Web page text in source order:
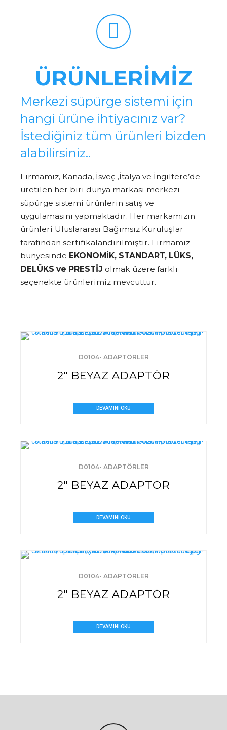
ÜRÜNLERİMİZ
Merkezi süpürge sistemi için
hangi ürüne ihtiyacınız var?
İstediğiniz tüm ürünleri bizden
alabilirsiniz..
Firmamız, Kanada, İsveç ,İtalya ve İngiltere’de
üretilen her biri dünya markası merkezi
süpürge sistemi ürünlerin satış ve
uygulamasını yapmaktadır. Her markamızın
ürünleri Uluslararası Bağımsız Kuruluşlar
tarafından sertifikalandırılmıştır. Firmamız
bünyesinde EKONOMİK, STANDART, LÜKS,
DELÜKS ve PRESTİJ olmak üzere farklı
seçenekte ürünlerimiz mevcuttur.
D0104- ADAPTÖRLER
2″ BEYAZ ADAPTÖR
DEVAMINI OKU
D0104- ADAPTÖRLER
2″ BEYAZ ADAPTÖR
DEVAMINI OKU
D0104- ADAPTÖRLER
2″ BEYAZ ADAPTÖR
DEVAMINI OKU